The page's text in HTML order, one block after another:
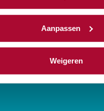
Aanpassen
Weigeren